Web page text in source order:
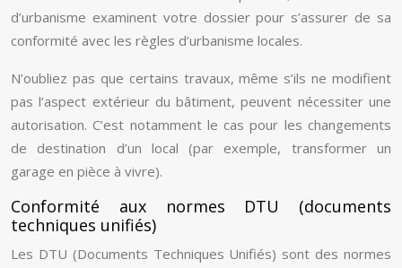
d’urbanisme examinent votre dossier pour s’assurer de sa
conformité avec les règles d’urbanisme locales.
N’oubliez pas que certains travaux, même s’ils ne modifient
pas l’aspect extérieur du bâtiment, peuvent nécessiter une
autorisation. C’est notamment le cas pour les changements
de destination d’un local (par exemple, transformer un
garage en pièce à vivre).
Conformité aux normes DTU (documents
techniques unifiés)
Les DTU (Documents Techniques Unifiés) sont des normes